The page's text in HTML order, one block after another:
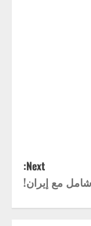
Next:
مع إيران!